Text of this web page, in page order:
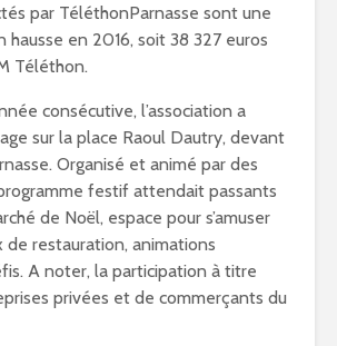
par TéléthonParnasse sont une
en 2016, soit 38 327 euros
Téléthon.
consécutive, l’association a
sur la place Raoul Dautry, devant
Organisé et animé par des
festif attendait passants
de Noël, espace pour s’amuser
de restauration, animations
A noter, la participation à titre
privées et de commerçants du